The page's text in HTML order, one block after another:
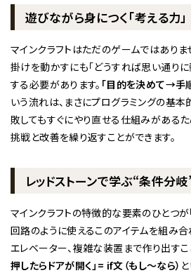
遊びながら身につく「考える力」
マインクラフトはただのゲームではありま
掛けを動かすにも「どうすれば思い通りに
する必要があります。 「目的を決めて→手
いう流れは、まさにプログラミングの基本
敗してもすぐにやり直せる仕組みがある
挑戦と改善を繰り返すことができます。
レッドストーンで学ぶ“条件分
マインクラフトの特徴的な要素のひとつが
回路のように使えるこのアイテムを組み合
エレベーター、複雑な装置まで作り出すこ
押したらドアが開く」= if文（もし〜なら）